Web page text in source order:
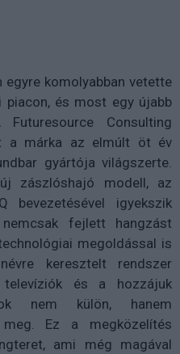
egyre komolyabban vetette
piacon, és most egy újabb
Consulting
a márka az elmúlt öt év
gyártója világszerte.
zászlóshajó modell, az
bevezetésével igyekszik
fejlett hangzást
megoldással is
keresztelt rendszer
és a hozzájuk
nem külön, hanem
meg. Ez a megközelítés
ami még magával